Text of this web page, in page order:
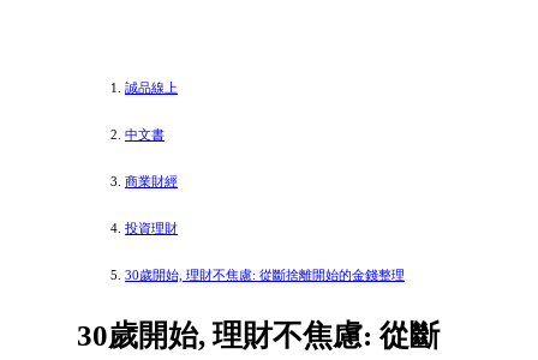
誠品線上
中文書
商業財經
投資理財
30歲開始, 理財不焦慮: 從斷捨離開始的金錢整理
30歲開始, 理財不焦慮: 從斷